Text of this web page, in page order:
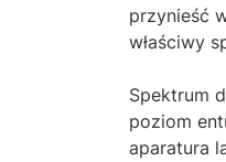
przynieść
właściwy
Spektrum
poziom
aparatura